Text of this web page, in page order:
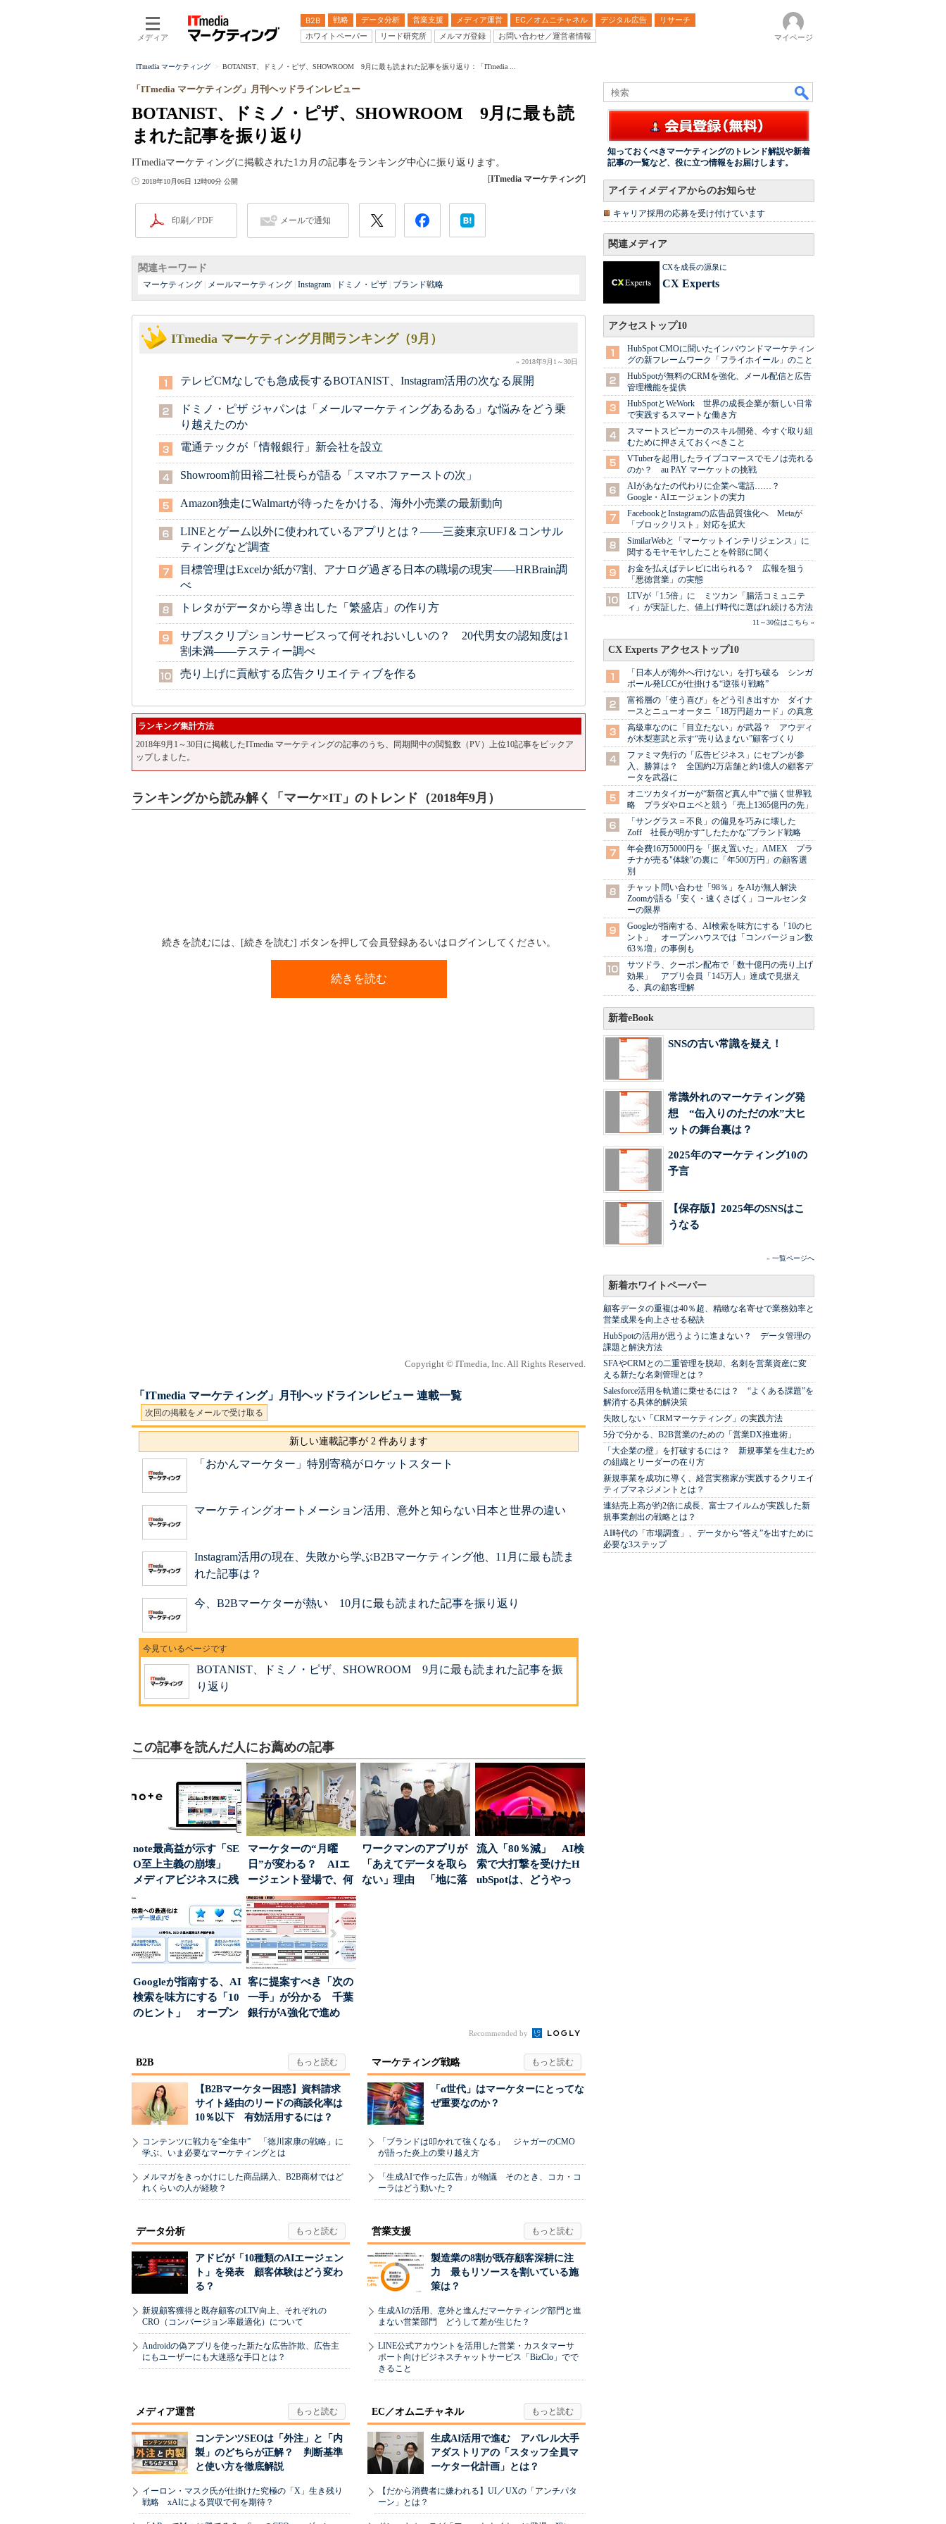
メディア
B2B 戦略 データ分析 営業支援 メディア運営 EC／オムニチャネル デジタル広告
リサーチ
ホワイトペーパー
リード研究所 メルマガ登録 お問い合わせ／運営者情報 マイページ
ITmedia マーケティング BOTANIST、ドミノ・ピザ、SHOWROOM 9月に最も読まれた記事を振り返り：「ITmedia ...
BOTANIST、ドミノ・ピザ、SHOWROOM 9月に最も読
まれた記事を振り返り
「ITmedia マーケティング」月刊ヘッドラインレビュー
ITmediaマーケティングに掲載された1カ月の記事をランキング中心に振り返ります。
2018年10月06日 12時00分 公開 [ITmedia マーケティング]
印刷／PDF メールで通知
関連キーワード
マーケティング メールマーケティング Instagram ドミノ・ピザ ブランド戦略
ITmedia マーケティング月間ランキング（9月）
» 2018年9月1～30日
テレビCMなしでも急成長するBOTANIST、Instagram活用の次なる展開
ドミノ・ピザ ジャパンは「メールマーケティングあるある」な悩みをどう乗
り越えたのか
電通テックが「情報銀行」新会社を設立
Showroom前田裕二社長らが語る「スマホファーストの次」
Amazon独走にWalmartが待ったをかける、海外小売業の最新動向
LINEとゲーム以外に使われているアプリとは？――三菱東京UFJ＆コンサル
ティングなど調査
目標管理はExcelか紙が7割、アナログ過ぎる日本の職場の現実――HRBrain調
べ
トレタがデータから導き出した「繁盛店」の作り方
サブスクリプションサービスって何それおいしいの？ 20代男女の認知度は1
割未満――テスティー調べ
売り上げに貢献する広告クリエイティブを作る
ランキング集計方法
2018年9月1～30日に掲載したITmedia マーケティングの記事のうち、同期間中の閲覧数（PV）上位10記事をピックア
ップしました。
ランキングから読み解く「マーケ×IT」のトレンド（2018年9月）
続きを読むには、[続きを読む] ボタンを押して会員登録あるいはログインしてください。
続きを読む
Copyright © ITmedia, Inc. All Rights Reserved.
「ITmedia マーケティング」月刊ヘッドラインレビュー 連載一覧
次回の掲載をメールで受け取る
新しい連載記事が 2 件あります
「おかんマーケター」特別寄稿がロケットスタート
マーケティングオートメーション活用、意外と知らない日本と世界の違い
Instagram活用の現在、失敗から学ぶB2Bマーケティング他、11月に最も読ま
れた記事は？
今、B2Bマーケターが熱い 10月に最も読まれた記事を振り返り
BOTANIST、ドミノ・ピザ、SHOWROOM 9月に最も読まれた記事を振
り返り
この記事を読んだ人にお薦めの記事
note最高益が示す「SE
O至上主義の崩壊」
メディアビジネスに残
された“勝ち筋...
マーケターの“月曜
日”が変わる？ AIエ
ージェント登場で、何
が起きるか
ワークマンのアプリが
「あえてデータを取ら
ない」理由 「地に落
流入「80％減」 AI検
索で大打撃を受けたH
ubSpotは、どうやっ
Googleが指南する、AI
検索を味方にする「10
のヒント」 オープン
客に提案すべき「次の
一手」が分かる 千葉
銀行がA強化で進め
Recommended by
B2B
【B2Bマーケター困惑】資料請求
サイト経由のリードの商談化率は
10％以下 有効活用するには？
コンテンツに戦力を“全集中” 「徳川家康の戦略」に
学ぶ、いま必要なマーケティングとは
メルマガをきっかけにした商品購入、B2B商材ではど
れくらいの人が経験？
マーケティング戦略
「α世代」はマーケターにとってな
ぜ重要なのか？
「ブランドは叩かれて強くなる」 ジャガーのCMO
が語った炎上の乗り越え方
「生成AIで作った広告」が物議 そのとき、コカ・コ
ーラはどう動いた？
データ分析
アドビが「10種類のAIエージェン
ト」を発表 顧客体験はどう変わ
る？
新規顧客獲得と既存顧客のLTV向上、それぞれの
CRO（コンバージョン率最適化）について
Androidの偽アプリを使った新たな広告詐欺、広告主
にもユーザーにも大迷惑な手口とは？
営業支援
製造業の8割が既存顧客深耕に注
力 最もリソースを割いている施
策は？
生成AIの活用、意外と進んだマーケティング部門と進
まない営業部門 どうして差が生じた？
LINE公式アカウントを活用した営業・カスタマーサ
ポート向けビジネスチャットサービス「BizClo」でで
きること
メディア運営
コンテンツSEOは「外注」と「内
製」のどちらが正解？ 判断基準
と使い方を徹底解説
イーロン・マスク氏が仕掛けた究極の「X」生き残り
戦略 xAIによる買収で何を期待？
EC／オムニチャネル
生成AI活用で進む アパレル大手
アダストリアの「スタッフ全員マ
ーケター化計画」とは？
【だから消費者に嫌われる】UI／UXの「アンチパタ
ーン」とは？
知っておくべきマーケティングのトレンド解説や新着
記事の一覧など、役に立つ情報をお届けします。
アイティメディアからのお知らせ
キャリア採用の応募を受け付けています
関連メディア
CXを成長の源泉に
CX Experts
アクセストップ10
HubSpot CMOに聞いたインバウンドマーケティン
グの新フレームワーク「フライホイール」のこと
HubSpotが無料のCRMを強化、メール配信と広告
管理機能を提供
HubSpotとWeWork 世界の成長企業が新しい日常
で実践するスマートな働き方
スマートスピーカーのスキル開発、今すぐ取り組
むために押さえておくべきこと
VTuberを起用したライブコマースでモノは売れる
のか？ au PAY マーケットの挑戦
AIがあなたの代わりに企業へ電話……？
Google・AIエージェントの実力
FacebookとInstagramの広告品質強化へ Metaが
「ブロックリスト」対応を拡大
SimilarWebと「マーケットインテリジェンス」に
関するモヤモヤしたことを幹部に聞く
お金を払えばテレビに出られる？ 広報を狙う
「悪徳営業」の実態
LTVが「1.5倍」に ミツカン「腸活コミュニテ
ィ」が実証した、値上げ時代に選ばれ続ける方法
11～30位はこちら »
CX Experts アクセストップ10
「日本人が海外へ行けない」を打ち破る シンガ
ポール発LCCが仕掛ける“逆張り戦略”
富裕層の「使う喜び」をどう引き出すか ダイナ
ースとニューオータニ「18万円超カード」の真意
高級車なのに「目立たない」が武器？ アウディ
が木梨憲武と示す“売り込まない”顧客づくり
ファミマ先行の「広告ビジネス」にセブンが参
入、勝算は？ 全国約2万店舗と約1億人の顧客デ
ータを武器に
オニツカタイガーが“新宿ど真ん中”で描く世界戦
略 プラダやロエベと競う「売上1365億円の先」
「サングラス＝不良」の偏見を巧みに壊した
Zoff 社長が明かす“したたかな”ブランド戦略
年会費16万5000円を「据え置いた」AMEX プラ
チナが売る"体験"の裏に「年500万円」の顧客選
別
チャット問い合わせ「98％」をAIが無人解決
Zoomが語る「安く・速くさばく」コールセンタ
ーの限界
Googleが指南する、AI検索を味方にする「10のヒ
ント」 オープンハウスでは「コンバージョン数
63％増」の事例も
サツドラ、クーポン配布で「数十億円の売り上げ
効果」 アプリ会員「145万人」達成で見据え
る、真の顧客理解
新着eBook
SNSの古い常識を疑え！
常識外れのマーケティング発
想 “缶入りのただの水”大ヒ
ットの舞台裏は？
2025年のマーケティング10の
予言
【保存版】2025年のSNSはこ
うなる
» 一覧ページへ
新着ホワイトペーパー
顧客データの重複は40％超、精緻な名寄せで業務効率と
営業成果を向上させる秘訣
HubSpotの活用が思うように進まない？ データ管理の
課題と解決方法
SFAやCRMとの二重管理を脱却、名刺を営業資産に変
える新たな名刺管理とは？
Salesforce活用を軌道に乗せるには？ “よくある課題”を
解消する具体的解決策
失敗しない「CRMマーケティング」の実践方法
5分で分かる、B2B営業のための「営業DX推進術」
「大企業の壁」を打破するには？ 新規事業を生むため
の組織とリーダーの在り方
新規事業を成功に導く、経営実務家が実践するクリエイ
ティブマネジメントとは？
連結売上高が約2倍に成長、富士フイルムが実践した新
規事業創出の戦略とは？
AI時代の「市場調査」、データから“答え”を出すために
必要な3ステップ